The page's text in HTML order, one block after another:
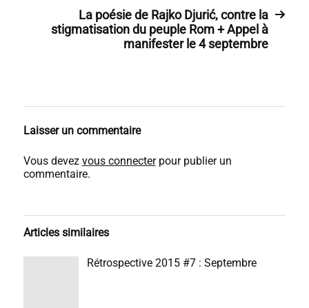
La poésie de Rajko Djurić, contre la
stigmatisation du peuple Rom + Appel à
manifester le 4 septembre
Laisser un commentaire
Vous devez vous connecterpour publier un
commentaire.
Articles similaires
Rétrospective 2015 #7 : Septembre